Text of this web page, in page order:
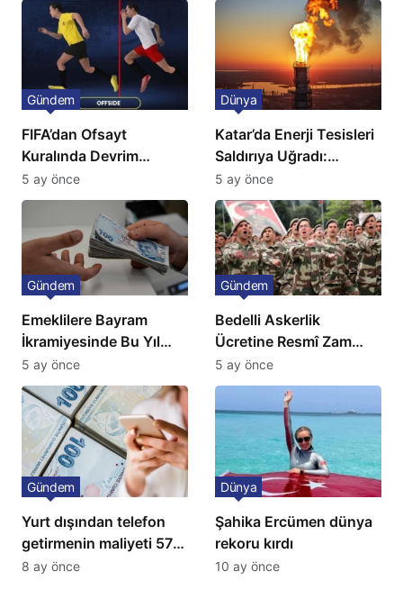
FIFA’dan Ofsayt
Kuralında Devrim
Niteliğinde Onay
Gündem
5 ay önce
Katar’da Enerji Tesisleri
Saldırıya Uğradı:
Avrupa’da Doğalgaz
Fiyatlarında Sert Artış
Dünya
5 ay önce
Emeklilere Bayram
İkramiyesinde Bu Yıl
Artış Gelmeyecek
Gündem
5 ay önce
Bedelli Askerlik
Ücretine Resmî Zam
Geliyor
Gündem
5 ay önce
Yurt dışından telefon
getirmenin maliyeti 57
bin lira oldu
Gündem
8 ay önce
Şahika Ercümen dünya
rekoru kırdı
Dünya
10 ay önce